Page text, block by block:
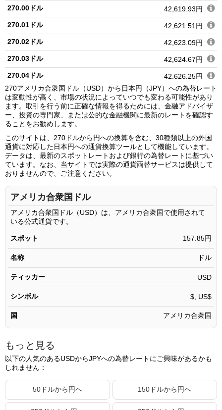
270.00ドル
42,619.93円
270.01ドル
42,621.51円
270.02ドル
42,623.09円
270.03ドル
42,624.67円
270.04ドル
42,626.25円
270.05ドル
42,627.82円
270.06ドル
42,629.40円
270.07ドル
270.08ドル
42,632.56円
270.09ドル
42,634.14円
270.10ドル
270.11ドル
270.12ドル
42,638.87円
270.13ドル
42,640.45円
270.14ドル
270.15ドル
42,643.61円
270.16ドル
42,645.19円
270.17ドル
42,646.77円
270.18ドル
42,648.35円
270.19ドル
42,649.92円
270.20ドル
270.21ドル
42,653.08円
270.22ドル
42,654.66円
270アメリカ合衆国ドル（USD）から日本円（JPY）への為替レート
は変動性が高く、市場の状況によっていつでも変わる可能性があり
ます。取引を行う前に正確な情報を得るためには、金融アドバイザ
ー、投資の専門家、または公的な金融機関に最新のレートを確認す
ることをお勧めします。
このサイトは、270ドルから円への換算を含む、30種類以上の外国
通貨に対応した日本円への通貨換算ツールとして機能しています。
データは、最新のスポットレートおよび銀行の為替レートに基づい
ています。なお、当サイトでは実際の通貨両替サービスは提供して
おりませんので、ご注意ください。
アメリカ合衆国ドル
アメリカ合衆国ドル（USD）は、アメリカ合衆国で使用されて
いる公式通貨です。
スポット 157.85円
名称 ドル
ティッカー USD
シンボル $, US$
国 アメリカ合衆国
もっと見る
以下の人気のあるUSDからJPYへの為替レートにご興味があるかも
しれません：
50ドルから円へ 150ドルから円へ